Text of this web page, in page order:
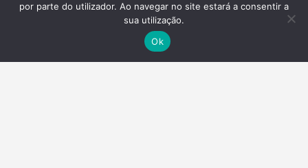
METEREOLOGIA
por parte do utilizador. Ao navegar no site estará a consentir a
sua utilização.
Ok